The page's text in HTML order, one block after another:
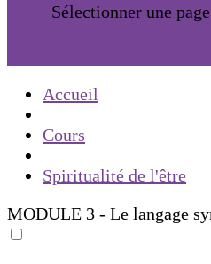
Sélectionner une page
Accueil
Cours
Spiritualité de l'être
MODULE 3 - Le langage